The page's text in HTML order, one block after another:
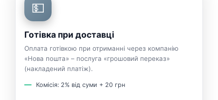
💵
Готівка при доставці
Оплата готівкою при отриманні через компанію
«Нова пошта» – послуга «грошовий переказ»
(накладений платіж).
Комісія: 2% від суми + 20 грн